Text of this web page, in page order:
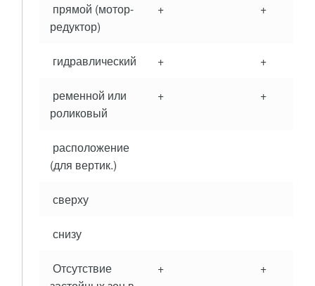
прямой (мотор-
редуктор)
+ +
гидравлический + +
ременной или
роликовый
+ +
расположение
(для вертик.)
сверху
снизу
Отсутствие
+ +